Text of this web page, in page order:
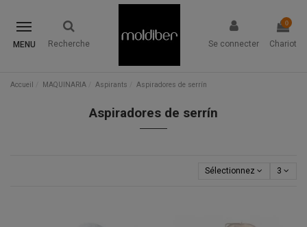
MENU Recherche Se connecter
0
Chariot
Accueil MAQUINARIA Aspirants Aspiradores de serrín
Aspiradores de serrín
Sélectionnez 3